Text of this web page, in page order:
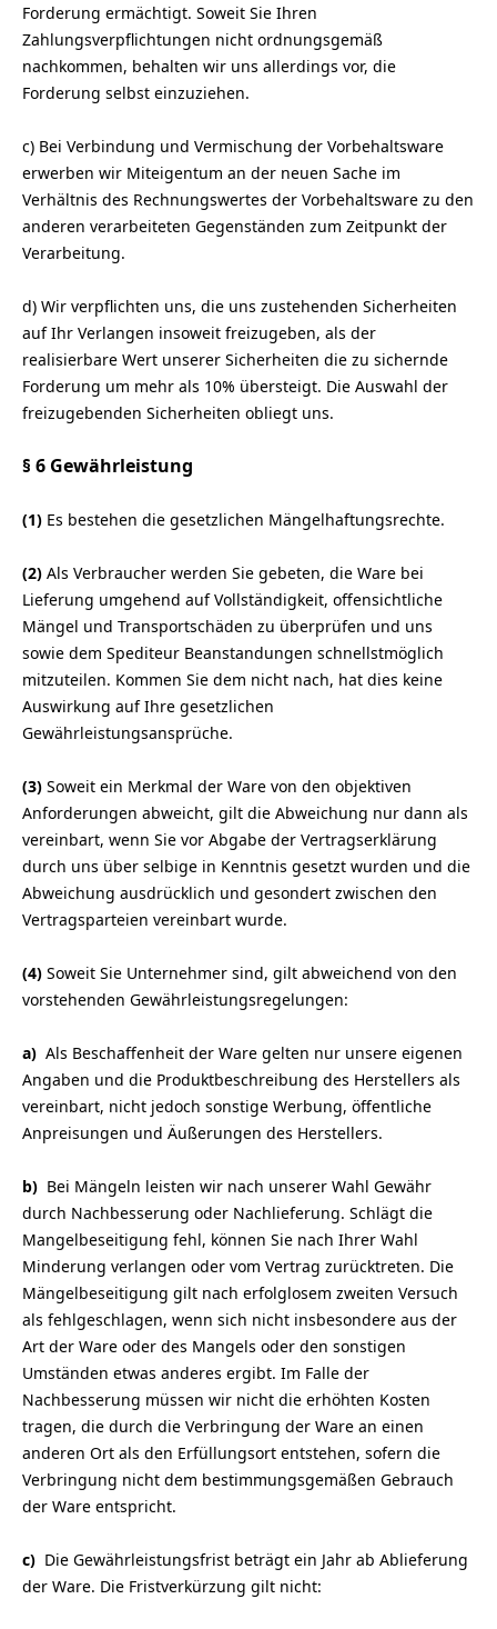
Forderung ermächtigt. Soweit Sie Ihren
Zahlungsverpflichtungen nicht ordnungsgemäß
nachkommen, behalten wir uns allerdings vor, die
Forderung selbst einzuziehen.
c) Bei Verbindung und Vermischung der Vorbehaltsware
erwerben wir Miteigentum an der neuen Sache im
Verhältnis des Rechnungswertes der Vorbehaltsware zu den
anderen verarbeiteten Gegenständen zum Zeitpunkt der
Verarbeitung.
d) Wir verpflichten uns, die uns zustehenden Sicherheiten
auf Ihr Verlangen insoweit freizugeben, als der
realisierbare Wert unserer Sicherheiten die zu sichernde
Forderung um mehr als 10% übersteigt. Die Auswahl der
freizugebenden Sicherheiten obliegt uns.
§ 6 Gewährleistung
(1) Es bestehen die gesetzlichen Mängelhaftungsrechte.
(2) Als Verbraucher werden Sie gebeten, die Ware bei
Lieferung umgehend auf Vollständigkeit, offensichtliche
Mängel und Transportschäden zu überprüfen und uns
sowie dem Spediteur Beanstandungen schnellstmöglich
mitzuteilen. Kommen Sie dem nicht nach, hat dies keine
Auswirkung auf Ihre gesetzlichen
Gewährleistungsansprüche.
(3) Soweit ein Merkmal der Ware von den objektiven
Anforderungen abweicht, gilt die Abweichung nur dann als
vereinbart, wenn Sie vor Abgabe der Vertragserklärung
durch uns über selbige in Kenntnis gesetzt wurden und die
Abweichung ausdrücklich und gesondert zwischen den
Vertragsparteien vereinbart wurde.
(4) Soweit Sie Unternehmer sind, gilt abweichend von den
vorstehenden Gewährleistungsregelungen:
a) Als Beschaffenheit der Ware gelten nur unsere eigenen
Angaben und die Produktbeschreibung des Herstellers als
vereinbart, nicht jedoch sonstige Werbung, öffentliche
Anpreisungen und Äußerungen des Herstellers.
b) Bei Mängeln leisten wir nach unserer Wahl Gewähr
durch Nachbesserung oder Nachlieferung. Schlägt die
Mangelbeseitigung fehl, können Sie nach Ihrer Wahl
Minderung verlangen oder vom Vertrag zurücktreten. Die
Mängelbeseitigung gilt nach erfolglosem zweiten Versuch
als fehlgeschlagen, wenn sich nicht insbesondere aus der
Art der Ware oder des Mangels oder den sonstigen
Umständen etwas anderes ergibt. Im Falle der
Nachbesserung müssen wir nicht die erhöhten Kosten
tragen, die durch die Verbringung der Ware an einen
anderen Ort als den Erfüllungsort entstehen, sofern die
Verbringung nicht dem bestimmungsgemäßen Gebrauch
der Ware entspricht.
c) Die Gewährleistungsfrist beträgt ein Jahr ab Ablieferung
der Ware. Die Fristverkürzung gilt nicht: